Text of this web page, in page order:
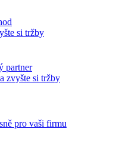
si tržby
partner
zvyšte si tržby
pro vaši firmu